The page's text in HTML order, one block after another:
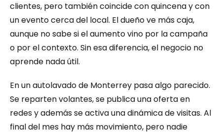
clientes, pero también coincide con quincena y con
un evento cerca del local. El dueño ve más caja,
aunque no sabe si el aumento vino por la campaña
o por el contexto. Sin esa diferencia, el negocio no
aprende nada útil.
En un autolavado de Monterrey pasa algo parecido.
Se reparten volantes, se publica una oferta en
redes y además se activa una dinámica de visitas. Al
final del mes hay más movimiento, pero nadie